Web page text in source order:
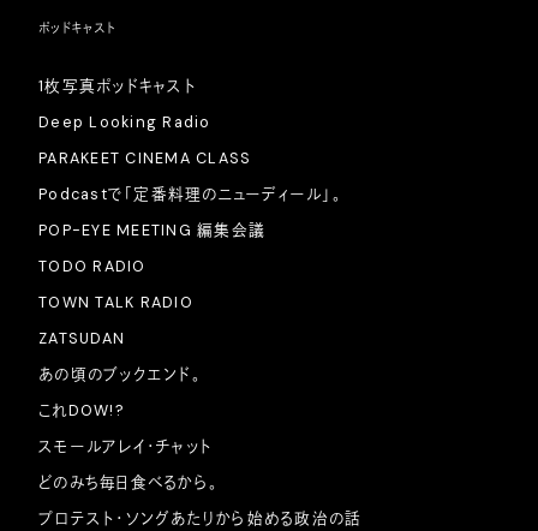
ポッドキャスト
1枚写真ポッドキャスト
Deep Looking Radio
PARAKEET CINEMA CLASS
Podcastで「定番料理のニューディール」。
POP-EYE MEETING 編集会議
TODO RADIO
TOWN TALK RADIO
ZATSUDAN
あの頃のブックエンド。
これDOW!?
スモールアレイ・チャット
どのみち毎日食べるから。
プロテスト・ソングあたりから始める政治の話